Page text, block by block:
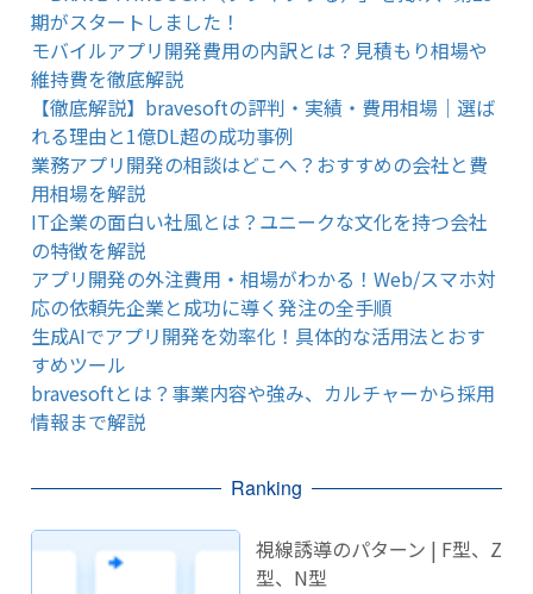
期がスタートしました！
モバイルアプリ開発費用の内訳とは？見積もり相場や
維持費を徹底解説
【徹底解説】bravesoftの評判・実績・費用相場｜選ば
れる理由と1億DL超の成功事例
業務アプリ開発の相談はどこへ？おすすめの会社と費
用相場を解説
IT企業の面白い社風とは？ユニークな文化を持つ会社
の特徴を解説
アプリ開発の外注費用・相場がわかる！Web/スマホ対
応の依頼先企業と成功に導く発注の全手順
生成AIでアプリ開発を効率化！具体的な活用法とおす
すめツール
bravesoftとは？事業内容や強み、カルチャーから採用
情報まで解説
Ranking
視線誘導のパターン | F型、Z
型、N型